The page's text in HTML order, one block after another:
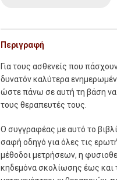
Περιγραφή
Για τους ασθενείς που
δυνατόν καλύτερα
ώστε πάνω σε αυτή τη βάση
τους θεραπευτές τους.
Ο συγγραφέας µε αυτό το
σαφή οδηγό για όλες τις
µέθοδοι µετρήσεων, η
κηδεµόνα σκολίωσης έως και